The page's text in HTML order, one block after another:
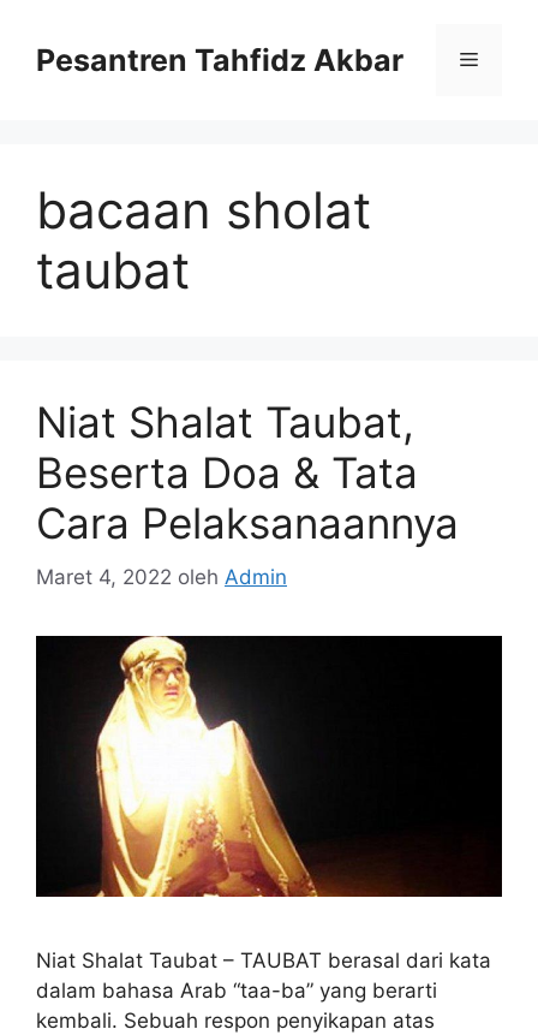
Pesantren Tahfidz Akbar Menu
bacaan sholat
taubat
Niat Shalat Taubat,
Beserta Doa & Tata
Cara Pelaksanaannya
Maret 4, 2022 oleh Admin
Niat Shalat Taubat – TAUBAT berasal dari kata
dalam bahasa Arab “taa-ba” yang berarti
kembali. Sebuah respon penyikapan atas